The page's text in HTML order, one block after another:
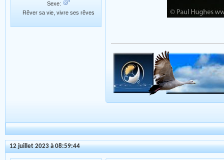
Sexe:
Rêver sa vie, vivre ses rêves
12 juillet 2023 à 08:59:44